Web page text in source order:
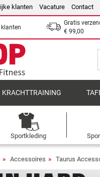
klanten Vacature Contact
Gratis
€ 99,00
KRACHTTRAINING
Sportkleding
Accessoires Taurus